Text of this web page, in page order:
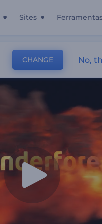
Sites
CHANGE No,